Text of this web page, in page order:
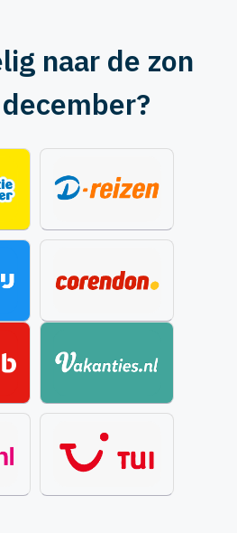
naar de zon